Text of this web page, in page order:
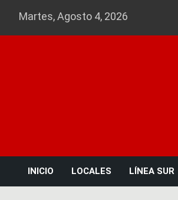
Martes, Agosto 4, 2026
INICIO LOCALES LÍNEA SUR